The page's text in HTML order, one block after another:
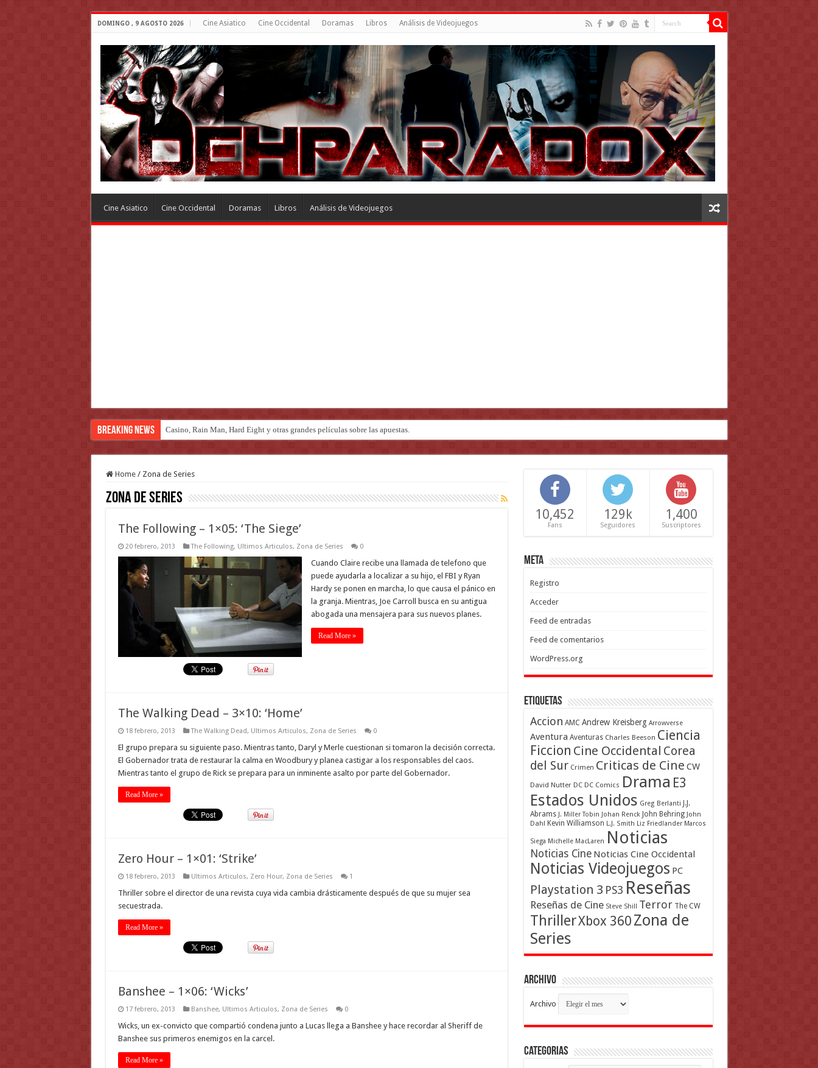
DOMINGO , 9 AGOSTO 2026 Cine Asiatico Cine Occidental Doramas Libros Análisis de Videojuegos
Cine Asiatico Cine Occidental Doramas Libros Análisis de Videojuegos
Breaking News Introducción al maravilloso mundo de ‘Deadly Premonition’
Home / Zona de Series
Zona de Series
The Following – 1×05: ‘The Siege’
20 febrero, 2013 The Following, Ultimos Articulos, Zona de Series 0
Cuando Claire recibe una llamada de telefono que
puede ayudarla a localizar a su hijo, el FBI y Ryan
Hardy se ponen en marcha, lo que causa el pánico en
la granja. Mientras, Joe Carroll busca en su antigua
abogada una mensajera para sus nuevos planes.
Read More »
The Walking Dead – 3×10: ‘Home’
18 febrero, 2013 The Walking Dead, Ultimos Articulos, Zona de Series 0
El grupo prepara su siguiente paso. Mientras tanto, Daryl y Merle cuestionan si tomaron la decisión correcta.
El Gobernador trata de restaurar la calma en Woodbury y planea castigar a los responsables del caos.
Mientras tanto el grupo de Rick se prepara para un inminente asalto por parte del Gobernador.
Read More »
Zero Hour – 1×01: ‘Strike’
18 febrero, 2013 Ultimos Articulos, Zero Hour, Zona de Series 1
Thriller sobre el director de una revista cuya vida cambia drásticamente después de que su mujer sea
secuestrada.
Read More »
Banshee – 1×06: ‘Wicks’
17 febrero, 2013 Banshee, Ultimos Articulos, Zona de Series 0
Wicks, un ex-convicto que compartió condena junto a Lucas llega a Banshee y hace recordar al Sheriff de
Banshee sus primeros enemigos en la carcel.
Read More »
10,452
Fans
129k
Seguidores
1,400
Suscriptores
Meta
Registro
Acceder
Feed de entradas
Feed de comentarios
WordPress.org
Etiquetas
Accion AMC Andrew Kreisberg Arrowverse
Aventura Aventuras Charles Beeson Ciencia
Ficcion Cine Occidental Corea
del Sur Crimen Criticas de Cine CW
David Nutter DC DC Comics Drama E3
Estados Unidos Greg Berlanti
J.J.
Abrams J. Miller Tobin Johan Renck John Behring John
Dahl Kevin Williamson L.J. Smith Liz Friedlander Marcos
Siega Michelle MacLaren Noticias
Noticias Cine Noticias Cine Occidental
Noticias Videojuegos PC
Playstation 3 PS3 Reseñas
Reseñas de Cine Steve Shill Terror The CW
ThrillerXbox 360 Zona de
Series
Archivo
Archivo
Categorias